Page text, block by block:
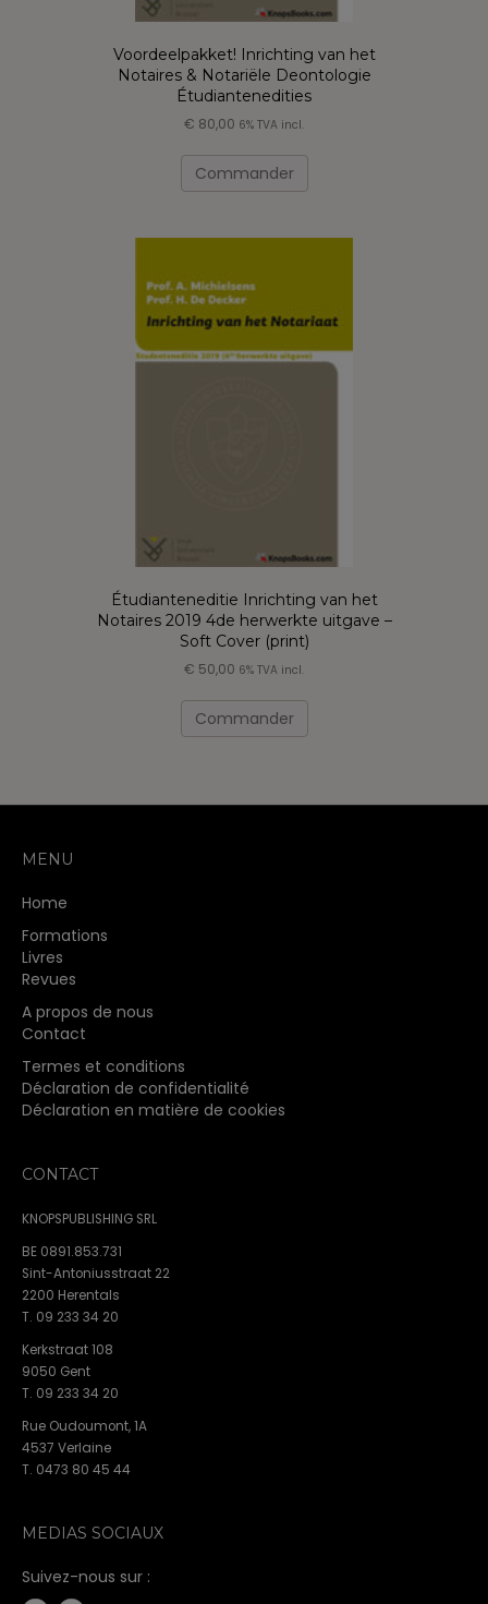
Voordeelpakket! Inrichting van het
Notaires & Notariële Deontologie
Étudiantenedities
€ 80,00 6% TVA incl.
Commander
a
variations.
être
choisies
sur
Étudianteneditie Inrichting van het
Notaires 2019 4de herwerkte uitgave –
Soft Cover (print)
€ 50,00 6% TVA incl.
Commander
MENU
Home
Formations
Livres
Revues
A propos de nous
Contact
Termes et conditions
Déclaration de confidentialité
Déclaration en matière de cookies
CONTACT
KNOPSPUBLISHING SRL
BE 0891.853.731
Sint-Antoniusstraat 22
2200 Herentals
T. 09 233 34 20
Kerkstraat 108
9050 Gent
T. 09 233 34 20
Rue Oudoumont, 1A
4537 Verlaine
T. 0473 80 45 44
MEDIAS SOCIAUX
Suivez-nous sur :